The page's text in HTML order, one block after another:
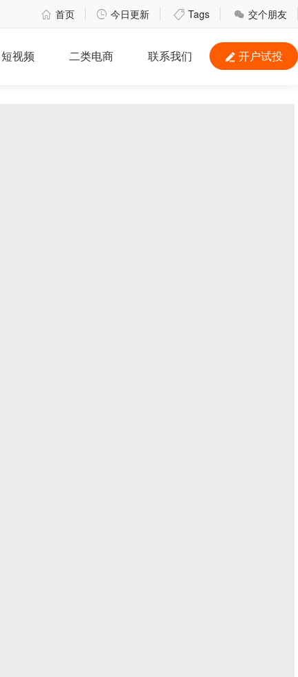
 首页  今日更新  Tags  交个朋友
 开户试投
短视频 二类电商 联系我们